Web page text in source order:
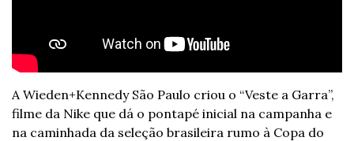
A Wieden+Kennedy São Paulo criou o “Veste a Garra”,
filme da Nike que dá o pontapé inicial na campanha e
na caminhada da seleção brasileira rumo à Copa do